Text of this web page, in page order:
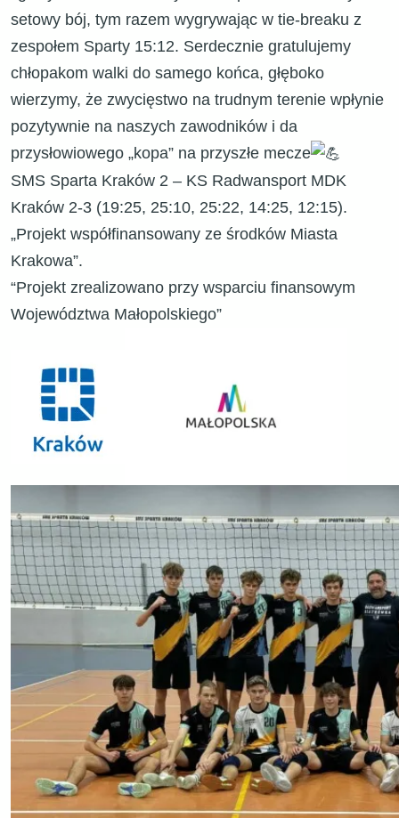
setowy bój, tym razem wygrywając w tie-breaku z
zespołem Sparty 15:12. Serdecznie gratulujemy
chłopakom walki do samego końca, głęboko
wierzymy, że zwycięstwo na trudnym terenie wpłynie
pozytywnie na naszych zawodników i da
przysłowiowego „kopa” na przyszłe mecze
SMS Sparta Kraków 2 – KS Radwansport MDK
Kraków 2-3 (19:25, 25:10, 25:22, 14:25, 12:15).
„Projekt współfinansowany ze środków Miasta
Krakowa”.
“Projekt zrealizowano przy wsparciu finansowym
Województwa Małopolskiego”